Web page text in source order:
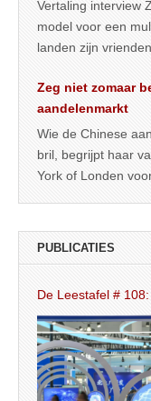
Vertaling interview
model voor een
landen zijn
Zeg niet zomaar
aandelenmarkt
Wie de Chinese
bril, begrijpt haar
York of Londen
PUBLICATIES